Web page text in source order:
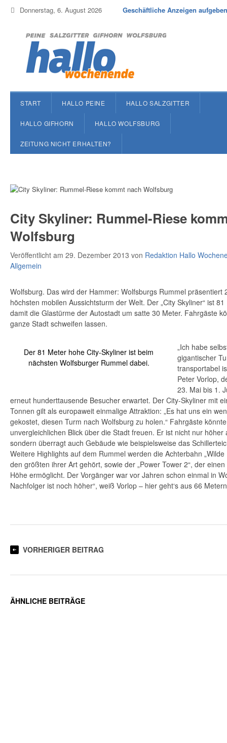
Donnerstag, 6. August 2026 Geschäftliche Anzeigen aufgeben
START HALLO PEINE HALLO SALZGITTER
HALLO GIFHORN HALLO WOLFSBURG
ZEITUNG NICHT ERHALTEN?
City Skyliner: Rummel-Riese
Wolfsburg
Veröffentlicht am 29. Dezember 2013 von Redaktion Hallo
Allgemein
Wolfsburg. Das wird der Hammer: Wolfsburgs Rummel präsentiert
höchsten mobilen Aussichtsturm der Welt. Der „City Skyliner“ ist
damit die Glastürme der Autostadt um satte 30 Meter. Fahrgäste
ganze Stadt schweifen lassen.
Der 81 Meter hohe City-Skyliner ist beim
nächsten Wolfsburger Rummel dabei.
„Ich habe
gigantischer
transportabel
Peter Vorlop,
23. Mai bis 1.
erneut hunderttausende Besucher erwartet. Der City-Skyliner mit
Tonnen gilt als europaweit einmalige Attraktion: „Es hat uns ein
gekostet, diesen Turm nach Wolfsburg zu holen.“ Fahrgäste
unvergleichlichen Blick über die Stadt freuen. Er ist nicht nur höher
sondern überragt auch Gebäude wie beispielsweise das
Weitere Highlights auf dem Rummel werden die Achterbahn „Wilde
den größten ihrer Art gehört, sowie der „Power Tower 2“, der
Höhe ermöglicht. Der Vorgänger war vor Jahren schon einmal in
Nachfolger ist noch höher“, weiß Vorlop – hier geht‘s aus 66
VORHERIGER BEITRAG
ÄHNLICHE BEITRÄGE